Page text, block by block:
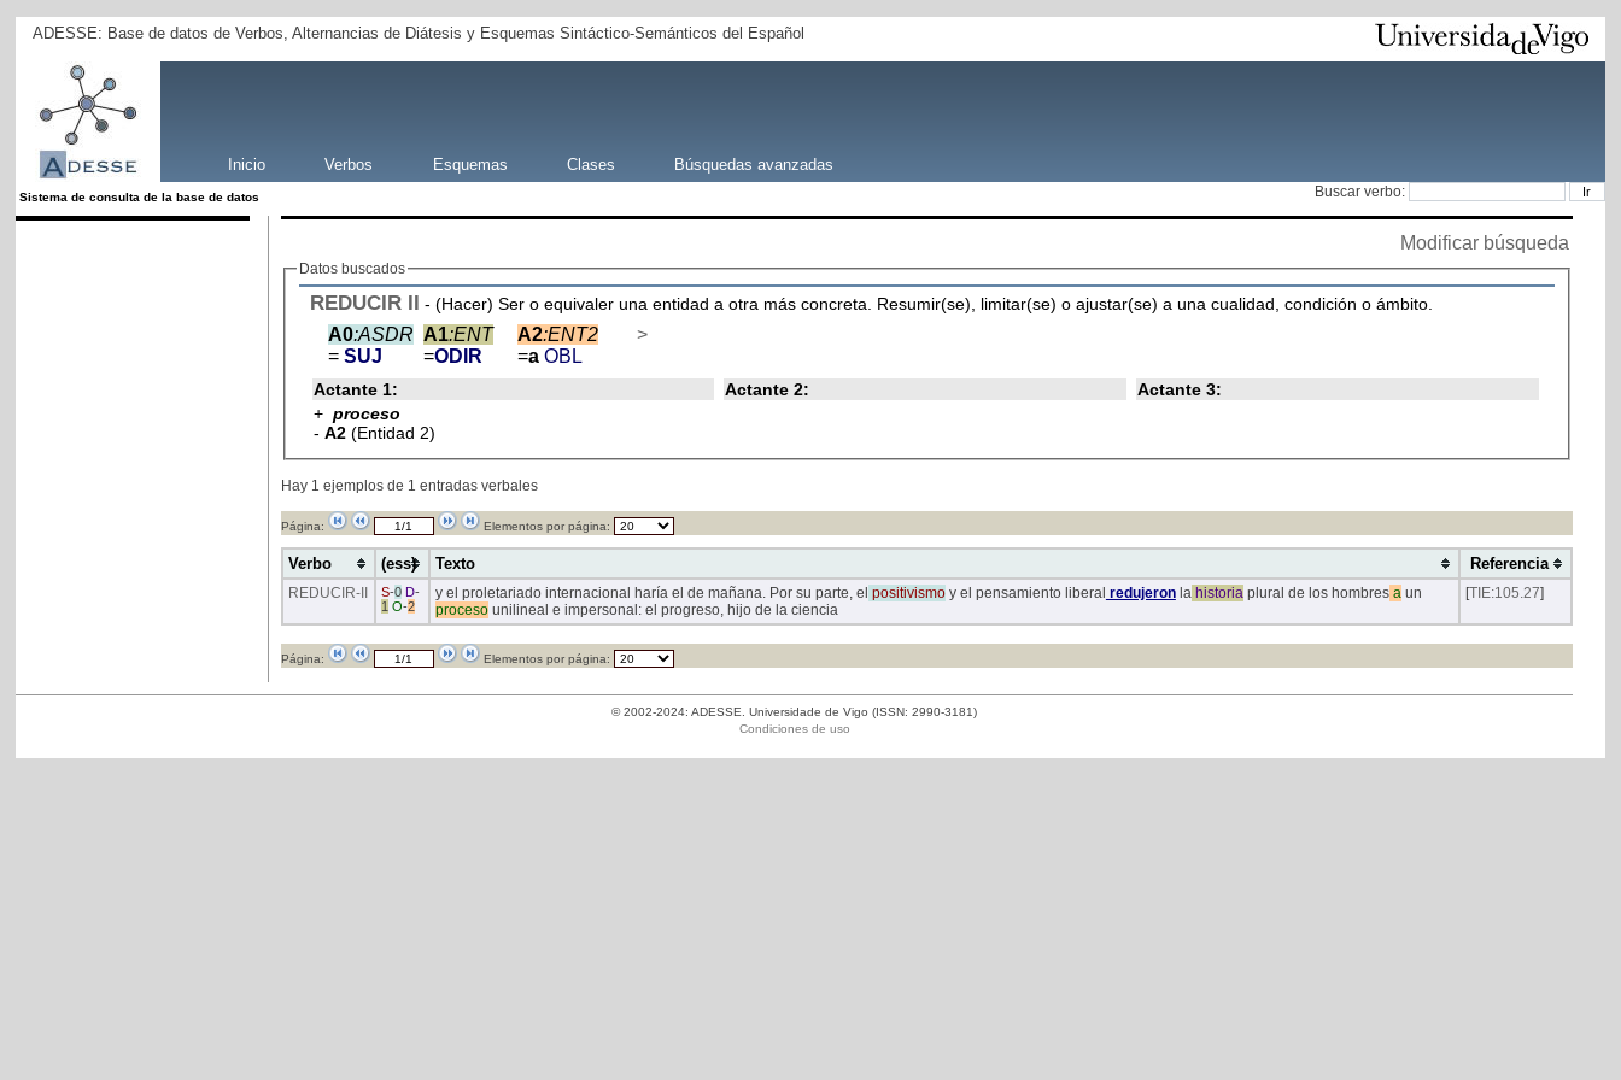
ADESSE: Base de datos de Verbos, Alternancias de Diátesis y Esquemas Sintáctico-Semánticos del Español
Inicio Verbos Esquemas Clases Búsquedas avanzadas
Sistema de consulta de la base de datos Buscar verbo:
Modificar búsqueda
Datos buscados
REDUCIR II - (Hacer) Ser o equivaler una entidad a otra más concreta. Resumir(se), limitar(se) o ajustar(se) a una cualidad, condición o ámbito.
A0:ASDR
= SUJ
A1:ENT
=ODIR
A2:ENT2
=a OBL
>
Actante 1:
+ proceso
- A2 (Entidad 2)
Actante 2: Actante 3:
Hay 1 ejemplos de 1 entradas verbales
Página: Elementos por página:
Verbo (ess) Texto Referencia
REDUCIR-II S-0 D-
1 O-2
y el proletariado internacional haría el de mañana. Por su parte, el positivismoy el pensamiento liberal redujeronlahistoriaplural de los hombresaun
procesounilineal e impersonal: el progreso, hijo de la ciencia
[TIE:105.27]
Página: Elementos por página:
© 2002-2024: ADESSE. Universidade de Vigo (ISSN: 2990-3181)
Condiciones de uso